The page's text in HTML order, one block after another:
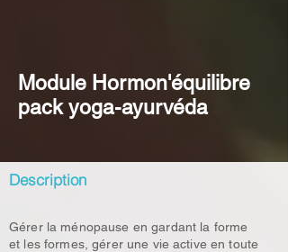
Module Hormon'équilibre
pack yoga-ayurvéda
Description
Gérer la ménopause en gardant la forme
et les formes, gérer une vie active en toute